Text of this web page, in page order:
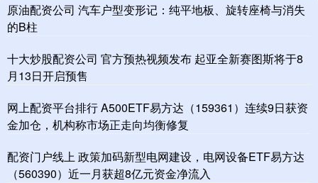
原油配资公司 汽车户型变形记：纯平地板、旋转座椅与消失
的B柱
十大炒股配资公司 官方预热视频发布 起亚全新赛图斯将于8
月13日开启预售
网上配资平台排行 A500ETF易方达（159361）连续9日获资
金加仓，机构称市场正走向均衡修复
配资门户线上 政策加码新型电网建设，电网设备ETF易方达
（560390）近一月获超8亿元资金净流入